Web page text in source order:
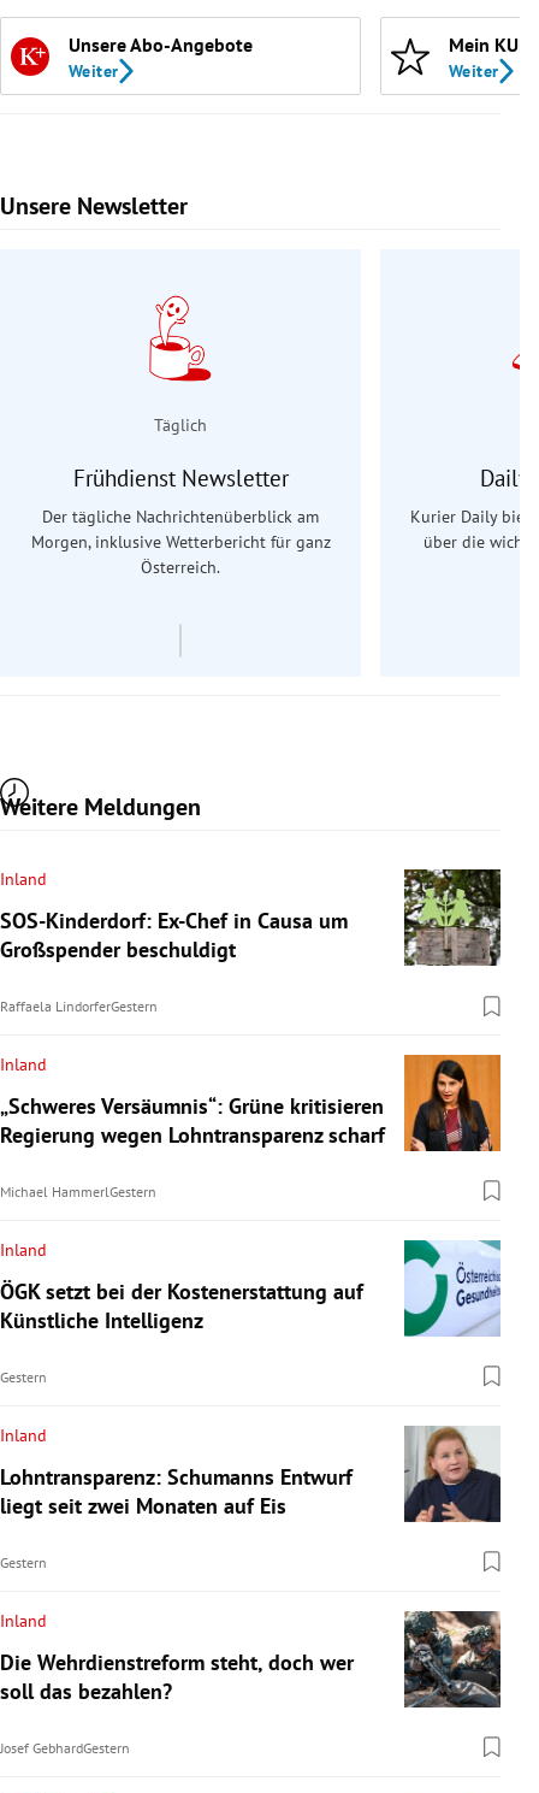
Unsere Abo-Angebote
Weiter
Mein
Weiter
Unsere Newsletter
Slide 1 von 9
Täglich
Frühdienst Newsletter
Der tägliche Nachrichtenüberblick am
Morgen, inklusive Wetterbericht für ganz
Österreich.
Daily
Kurier Daily
über die
Weitere Meldungen
Inland
SOS-Kinderdorf: Ex-Chef in Causa um
Großspender beschuldigt
Raffaela LindorferGestern
Inland
„Schweres Versäumnis“: Grüne kritisieren
Regierung wegen Lohntransparenz scharf
Michael HammerlGestern
Inland
ÖGK setzt bei der Kostenerstattung auf
Künstliche Intelligenz
Gestern
Inland
Lohntransparenz: Schumanns Entwurf
liegt seit zwei Monaten auf Eis
Gestern
Inland
Die Wehrdienstreform steht, doch wer
soll das bezahlen?
Josef GebhardGestern